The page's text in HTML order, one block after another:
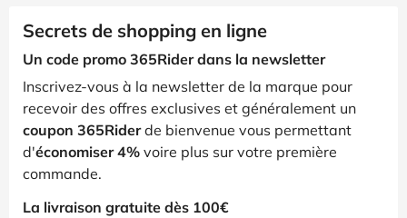
Secrets de shopping en ligne
Un code promo 365Rider dans la newsletter
Inscrivez-vous à la newsletter de la marque pour
recevoir des offres exclusives et généralement un
coupon 365Riderde bienvenue vous permettant
d'économiser 4% voire plus sur votre première
commande.
La livraison gratuite dès 100€